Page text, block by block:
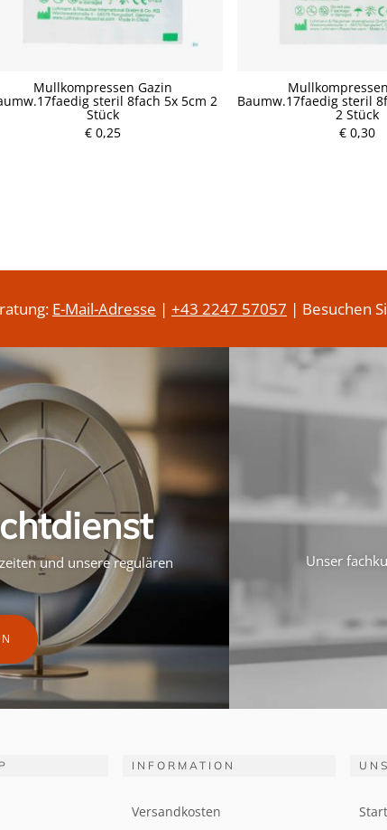
Mullkompressen Gazin
steril 8fach 5x 5cm 2
Stück
€ 0,25
Baumw.17faedig steril
2 Stück
€ 0,30
r
P
r
E-Mail-Adresse | +43 2247 57057 | Besuchen
und unsere regulären
Unser
INFORMATION
Versandkosten